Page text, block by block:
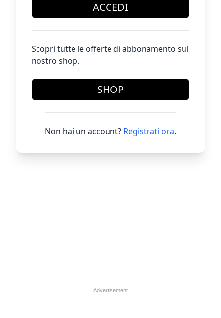
ACCEDI
Scopri tutte le offerte di abbonamento sul
nostro shop.
SHOP
Non hai un account? Registrati ora.